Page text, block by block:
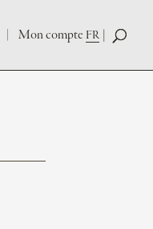
Mon compte FR